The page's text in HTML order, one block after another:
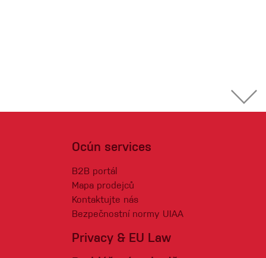
Ocún services
B2B portál
Mapa prodejců
Kontaktujte nás
Bezpečnostní normy UIAA
Privacy & EU Law